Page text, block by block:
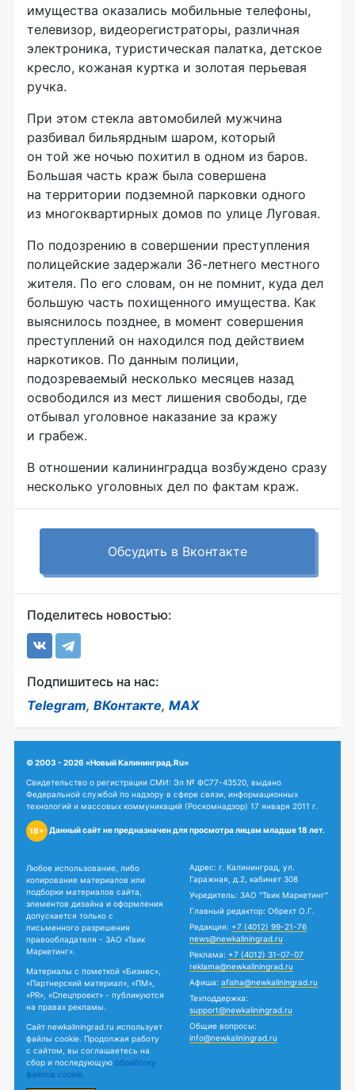
имущества оказались мобильные телефоны,
телевизор, видеорегистраторы, различная
электроника, туристическая палатка, детское
кресло, кожаная куртка и золотая перьевая
ручка.
При этом стекла автомобилей мужчина
разбивал бильярдным шаром, который
он той же ночью похитил в одном из баров.
Большая часть краж была совершена
на территории подземной парковки одного
из многоквартирных домов по улице Луговая.
По подозрению в совершении преступления
полицейские задержали 36-летнего местного
жителя. По его словам, он не помнит, куда дел
большую часть похищенного имущества. Как
выяснилось позднее, в момент совершения
преступлений он находился под действием
наркотиков. По данным полиции,
подозреваемый несколько месяцев назад
освободился из мест лишения свободы, где
отбывал уголовное наказание за кражу
и грабеж.
В отношении калининградца возбуждено сразу
несколько уголовных дел по фактам краж.
Обсудить в Вконтакте
Поделитесь новостью:
Подпишитесь на нас:
Telegram, ВКонтакте, MAX
© 2003 - 2026 «Новый Калининград.Ru»
Свидетельство о регистрации СМИ: Эл № ФС77-43520, выдано
Федеральной службой по надзору в сфере связи, информационных
технологий и массовых коммуникаций (Роскомнадзор) 17 января 2011 г.
18+ Данный сайт не предназначен для просмотра лицам младше 18 лет.
Любое использование, либо
копирование материалов или
подборки материалов сайта,
элементов дизайна и оформления
допускается только с
письменного разрешения
правообладателя - ЗАО «Твик
Маркетинг».
Материалы с пометкой «Бизнес»,
«Партнерский материал», «ПМ»,
«PR», «Спецпроект» - публикуются
на правах рекламы.
Сайт newkaliningrad.ru использует
файлы cookie. Продолжая работу
с сайтом, вы соглашаетесь на
сбор и последующую обработку
файлов cookie.
Адрес: г. Калининград, ул.
Гаражная, д.2, кабинет 308
Учредитель: ЗАО "Твик Маркетинг"
Главный редактор: Обрехт О.Г.
Редакция: +7 (4012) 99-21-76
news@newkaliningrad.ru
Реклама: +7 (4012) 31-07-07
reklama@newkaliningrad.ru
Афиша: afisha@newkaliningrad.ru
Техподдержка:
support@newkaliningrad.ru
Общие вопросы:
info@newkaliningrad.ru